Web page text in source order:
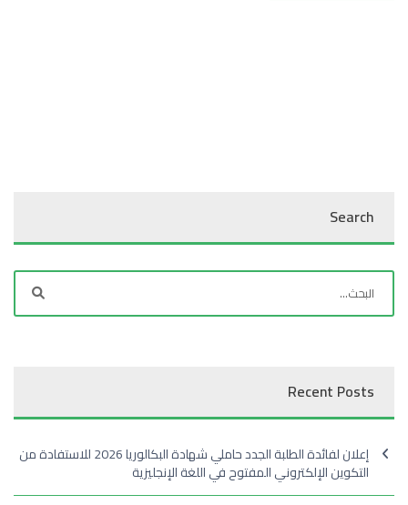
Search
Recent Posts
إعلان لفائدة الطلبة الجدد حاملي شهادة البكالوريا 2026 للاستفادة من
التكوين الإلكتروني المفتوح في اللغة الإنجليزية